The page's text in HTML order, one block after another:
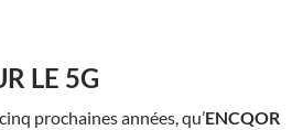
LE 5G
prochaines années, qu’ENCQOR